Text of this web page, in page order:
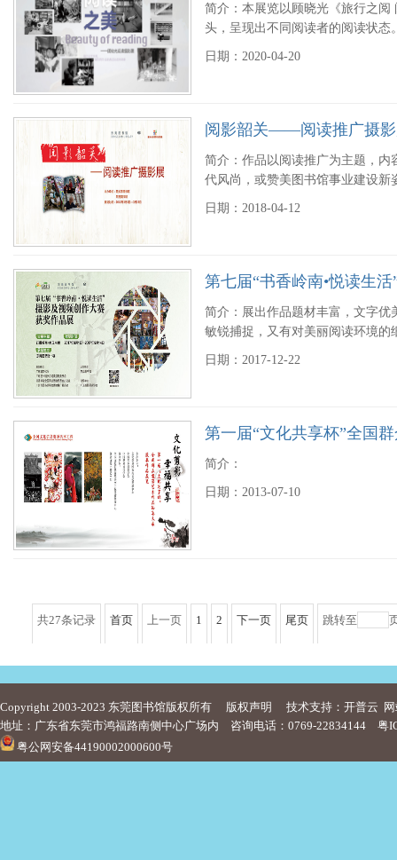
简介：本展览以顾晓光《旅行之
头，呈现出不同阅读者的阅读状
日期：2020-04-20
阅影韶关——阅读推广摄
简介：作品以阅读推广为主题，
代风尚，或赞美图书馆事业建设
日期：2018-04-12
第七届“书香岭南•悦读生
简介：展出作品题材丰富，文字
敏锐捕捉，又有对美丽阅读环境
日期：2017-12-22
第一届“文化共享杯”全国
简介：
日期：2013-07-10
共27条记录 首页 上一页 1 2 下一页 尾页 跳转至
Copyright 2003-2023 东莞图书馆版权所有 版权声明 技术支持：开普云
地址：广东省东莞市鸿福路南侧中心广场内 咨询电话：0769-22834144 粤
粤公网安备44190002000600号